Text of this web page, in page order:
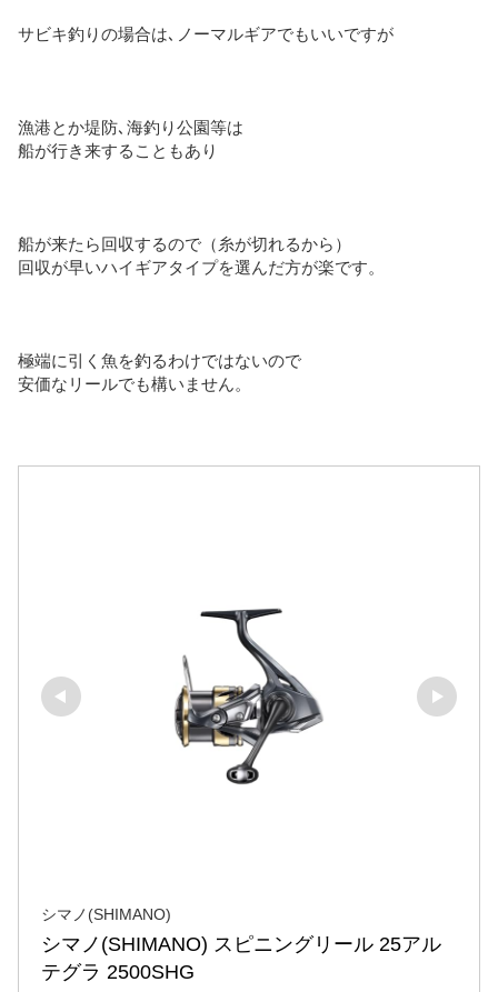
サビキ釣りの場合は､ノーマルギアでもいいですが
漁港とか堤防､海釣り公園等は
船が行き来することもあり
船が来たら回収するので（糸が切れるから）
回収が早いハイギアタイプを選んだ方が楽です。
極端に引く魚を釣るわけではないので
安価なリールでも構いません。
シマノ(SHIMANO)
シマノ(SHIMANO) スピニングリール 25アル
テグラ 2500SHG